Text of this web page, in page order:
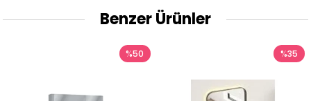
Benzer Ürünler
%50 %35